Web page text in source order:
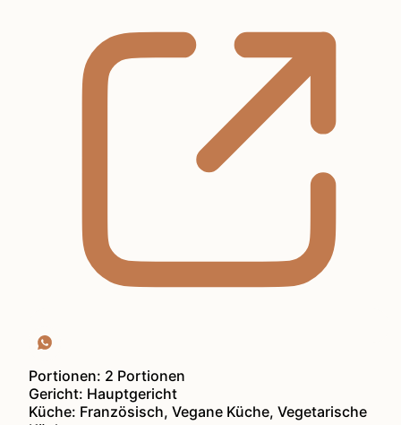
Portionen: 2 Portionen
Gericht: Hauptgericht
Küche: Französisch, Vegane Küche, Vegetarische